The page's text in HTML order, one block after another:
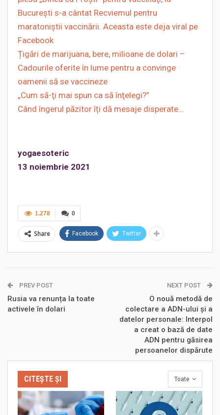
Bucureşti s-a cântat Recviemul pentru
maratoniştii vaccinării. Aceasta este deja viral pe
Facebook
Țigări de marijuana, bere, milioane de dolari –
Cadourile oferite în lume pentru a convinge
oamenii să se vaccineze
„Cum să-ţi mai spun ca să înţelegi?”
Când îngerul păzitor îți dă mesaje disperate…
yogaesoteric
13 noiembrie 2021
0
1.278
Share Facebook Twitter
PREV POST
Rusia va renunța la toate
activele în dolari
NEXT POST
O nouă metodă de
colectare a ADN-ului și a
datelor personale: Interpol
a creat o bază de date
ADN pentru găsirea
persoanelor dispărute
Toate
CITEȘTE ȘI